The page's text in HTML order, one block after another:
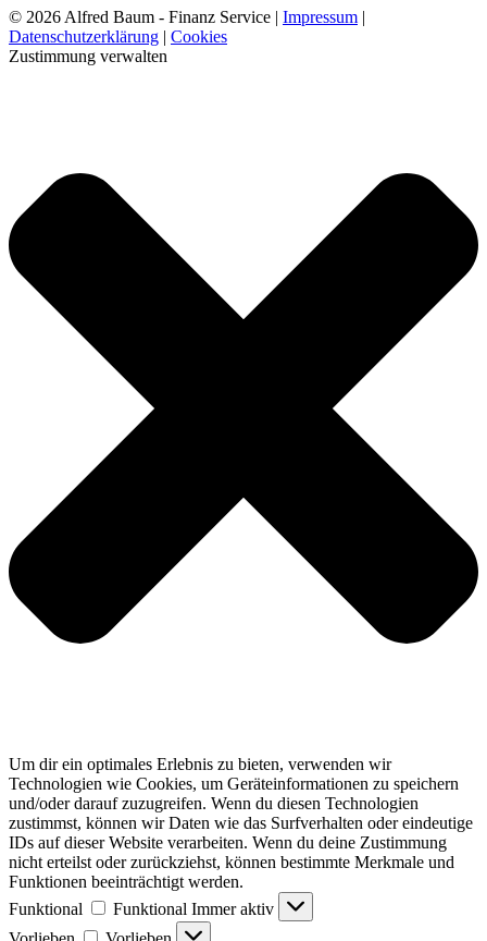
© 2026 Alfred Baum - Finanz Service | Impressum |
Datenschutzerklärung | Cookies
Zustimmung verwalten
Um dir ein optimales Erlebnis zu bieten, verwenden wir
Technologien wie Cookies, um Geräteinformationen zu speichern
und/oder darauf zuzugreifen. Wenn du diesen Technologien
zustimmst, können wir Daten wie das Surfverhalten oder eindeutige
IDs auf dieser Website verarbeiten. Wenn du deine Zustimmung
nicht erteilst oder zurückziehst, können bestimmte Merkmale und
Funktionen beeinträchtigt werden.
Funktional
Funktional Immer aktiv